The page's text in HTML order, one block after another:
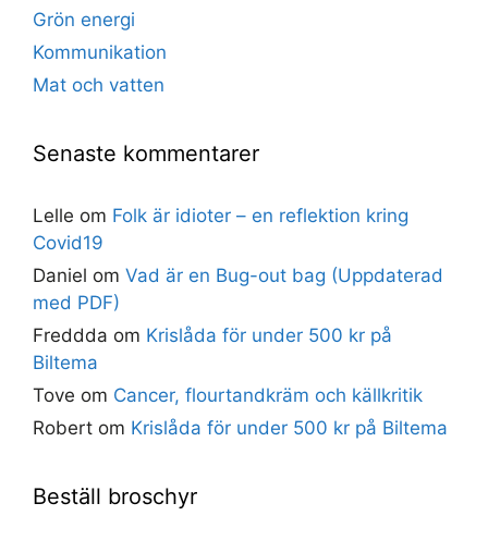
Grön energi
Kommunikation
Mat och vatten
Senaste kommentarer
Lelle om Folk är idioter – en reflektion kring
Covid19
Daniel om Vad är en Bug-out bag (Uppdaterad
med PDF)
Freddda om Krislåda för under 500 kr på
Biltema
Tove om Cancer, flourtandkräm och källkritik
Robert om Krislåda för under 500 kr på Biltema
Beställ broschyr